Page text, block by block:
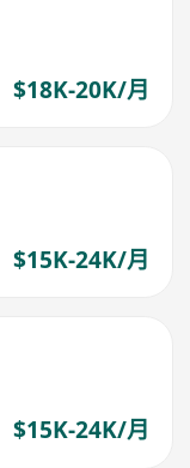
$18K-20K/月
$15K-24K/月
$15K-24K/月